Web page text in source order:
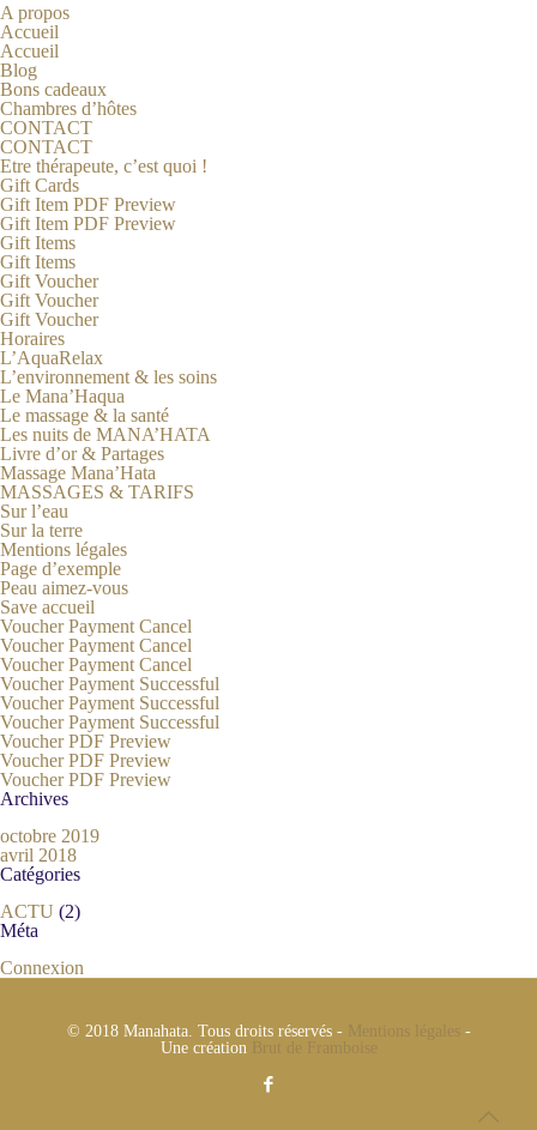
A propos
Accueil
Accueil
Blog
Bons cadeaux
Chambres d’hôtes
CONTACT
CONTACT
Etre thérapeute, c’est quoi !
Gift Cards
Gift Item PDF Preview
Gift Item PDF Preview
Gift Items
Gift Items
Gift Voucher
Gift Voucher
Gift Voucher
Horaires
L’AquaRelax
L’environnement & les soins
Le Mana’Haqua
Le massage & la santé
Les nuits de MANA’HATA
Livre d’or & Partages
Massage Mana’Hata
MASSAGES & TARIFS
Sur l’eau
Sur la terre
Mentions légales
Page d’exemple
Peau aimez-vous
Save accueil
Voucher Payment Cancel
Voucher Payment Cancel
Voucher Payment Cancel
Voucher Payment Successful
Voucher Payment Successful
Voucher Payment Successful
Voucher PDF Preview
Voucher PDF Preview
Voucher PDF Preview
Archives
octobre 2019
avril 2018
Catégories
ACTU (2)
Méta
Connexion
© 2018 Manahata. Tous droits réservés - Mentions légales -
Une création Brut de Framboise